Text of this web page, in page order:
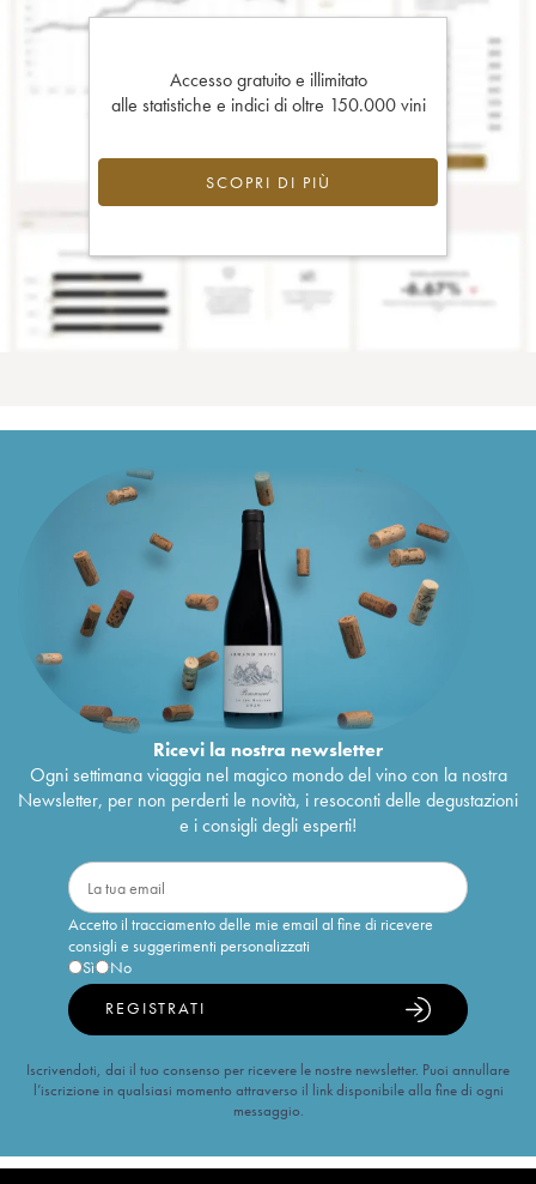
Accesso gratuito e illimitato
alle statistiche e indici di oltre 150.000 vini
SCOPRI DI PIÙ
Ricevi la nostra newsletter
Ogni settimana viaggia nel magico mondo del vino con la nostra
Newsletter, per non perderti le novità, i resoconti delle degustazioni
e i consigli degli esperti!
Accetto il tracciamento delle mie email al fine di ricevere
consigli e suggerimenti personalizzati
Sì
No
REGISTRATI
Iscrivendoti, dai il tuo consenso per ricevere le nostre newsletter. Puoi annullare
l’iscrizione in qualsiasi momento attraverso il link disponibile alla fine di ogni
messaggio.